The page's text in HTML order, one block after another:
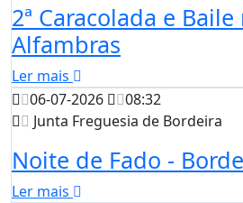
2ª Caracolada e
Alfambras
Ler mais
06-07-2026
08:32
Junta Freguesia de Bordeira
Noite de Fado -
Ler mais